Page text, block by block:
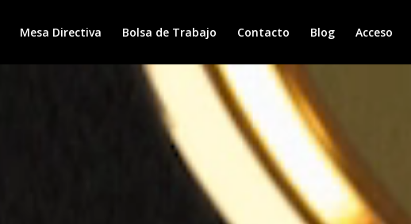
Mesa Directiva Bolsa de Trabajo Contacto Blog Acceso
Reproductor